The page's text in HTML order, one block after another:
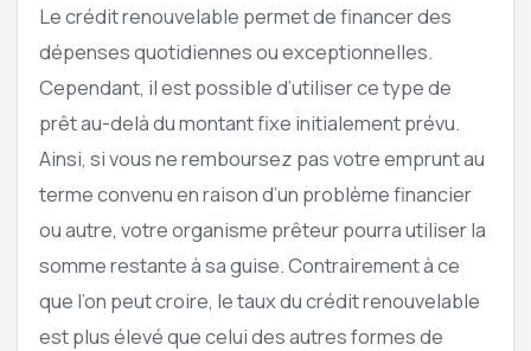
Le crédit renouvelable permet de financer des
dépenses quotidiennes ou exceptionnelles.
Cependant, il est possible d’utiliser ce type de
prêt au-delà du montant fixe initialement prévu.
Ainsi, si vous ne remboursez pas votre emprunt au
terme convenu en raison d’un problème financier
ou autre, votre organisme prêteur pourra utiliser la
somme restante à sa guise. Contrairement à ce
que l’on peut croire, le taux du crédit renouvelable
est plus élevé que celui des autres formes de